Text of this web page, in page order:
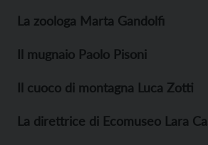
La zoologa Marta Gandolfi
Il mugnaio Paolo Pisoni
Il cuoco di montagna Luca Zotti
La direttrice di Ecomuseo Lara